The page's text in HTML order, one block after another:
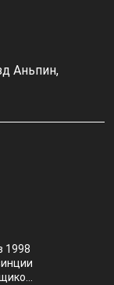
Аньпин,
1998